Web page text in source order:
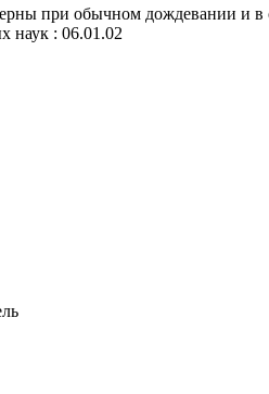
при обычном дождевании и в
наук : 06.01.02